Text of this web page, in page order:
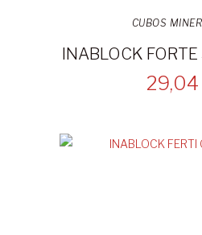
CUBOS
29,04